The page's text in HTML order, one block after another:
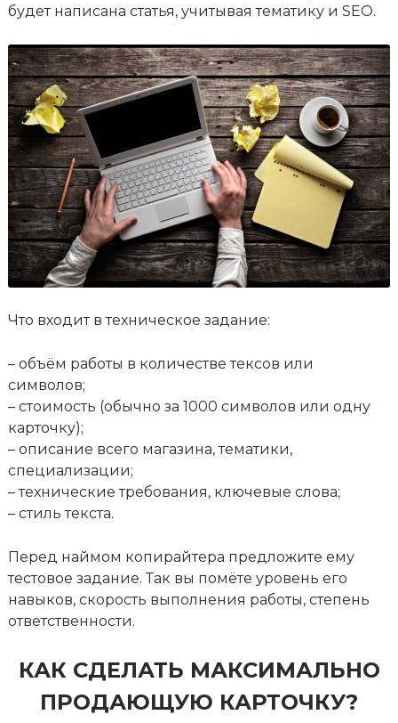
будет написана статья, учитывая тематику и SEO.
Что входит в техническое задание:
– объём работы в количестве тексов или
символов;
– стоимость (обычно за 1000 символов или одну
карточку);
– описание всего магазина, тематики,
специализации;
– технические требования, ключевые слова;
– стиль текста.
Перед наймом копирайтера предложите ему
тестовое задание. Так вы помёте уровень его
навыков, скорость выполнения работы, степень
ответственности.
КАК СДЕЛАТЬ МАКСИМАЛЬНО
ПРОДАЮЩУЮ КАРТОЧКУ?